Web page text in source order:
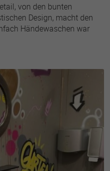
von den bunten
Design, macht den
Händewaschen war